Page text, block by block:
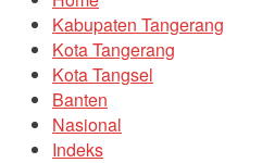
Kabupaten Tangerang
Kota Tangerang
Kota Tangsel
Banten
Nasional
Indeks